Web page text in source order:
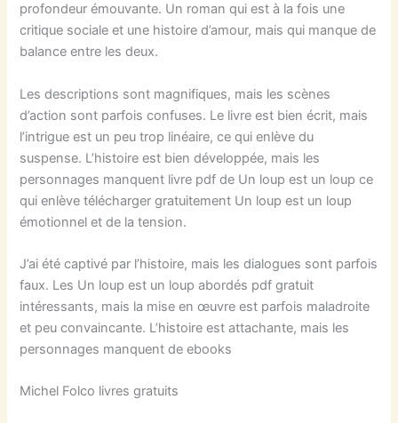
profondeur émouvante. Un roman qui est à la fois une
critique sociale et une histoire d’amour, mais qui manque de
balance entre les deux.
Les descriptions sont magnifiques, mais les scènes
d’action sont parfois confuses. Le livre est bien écrit, mais
l’intrigue est un peu trop linéaire, ce qui enlève du
suspense. L’histoire est bien développée, mais les
personnages manquent livre pdf de Un loup est un loup ce
qui enlève télécharger gratuitement Un loup est un loup
émotionnel et de la tension.
J’ai été captivé par l’histoire, mais les dialogues sont parfois
faux. Les Un loup est un loup abordés pdf gratuit
intéressants, mais la mise en œuvre est parfois maladroite
et peu convaincante. L’histoire est attachante, mais les
personnages manquent de ebooks
Michel Folco livres gratuits